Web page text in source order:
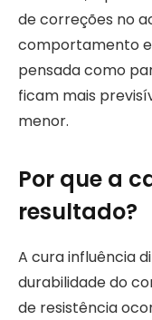
de correções no
comportamento
pensada como
ficam mais
menor.
Por que a
resultado?
A cura influência
durabilidade do
de resistência